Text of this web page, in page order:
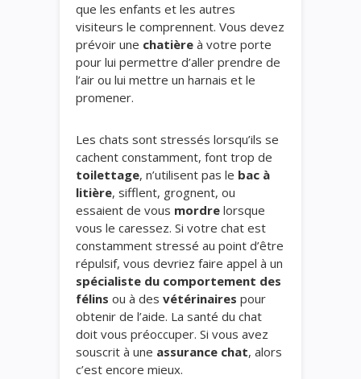
que les enfants et les autres
visiteurs le comprennent. Vous devez
prévoir une chatière à votre porte
pour lui permettre d’aller prendre de
l’air ou lui mettre un harnais et le
promener.
Les chats sont stressés lorsqu’ils se
cachent constamment, font trop de
toilettage, n’utilisent pas le bac à
litière, sifflent, grognent, ou
essaient de vous mordre lorsque
vous le caressez. Si votre chat est
constamment stressé au point d’être
répulsif, vous devriez faire appel à un
spécialiste du comportement des
félins ou à des vétérinaires pour
obtenir de l’aide. La santé du chat
doit vous préoccuper. Si vous avez
souscrit à une assurance chat, alors
c’est encore mieux.